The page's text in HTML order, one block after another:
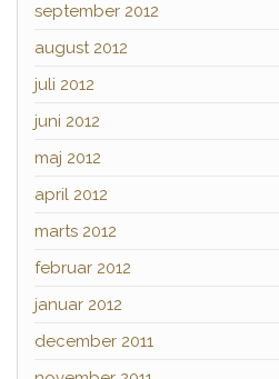
september 2012
august 2012
juli 2012
juni 2012
maj 2012
april 2012
marts 2012
februar 2012
januar 2012
december 2011